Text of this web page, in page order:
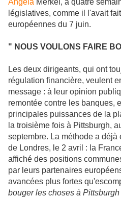
Angela Merkel, à quatre
législatives, comme il l'avait
européennes du 7 juin.
" NOUS VOULONS FAIRE
Les deux dirigeants, qui ont
régulation financière, veulent
message : à leur opinion
remontée contre les banques,
principales puissances de la
la troisième fois à Pittsburgh,
septembre. La méthode a
de Londres, le 2 avril : la
affiché des positions
par leurs partenaires
avancées plus fortes
bouger les choses à